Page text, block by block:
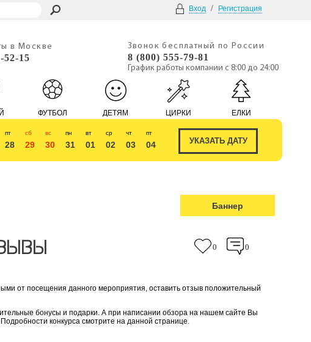
Вход / Регистрация
в Москве
52-15
Звонок бесплатный по России
8 (800) 555-79-81
График работы компании с 8:00 до 24:00
ФУТБОЛ ДЕТЯМ ЦИРКИ ЕЛКИ
пт
28
сб
29
вс
30
пн
31
вт
01
ср
02
чт
03
пт
04
Баннер
0 0
от посещения данного мероприятия, оставить отзыв положительный
бонусы и подарки. А при написании обзора на нашем сайте Вы
конкурса смотрите на данной странице.